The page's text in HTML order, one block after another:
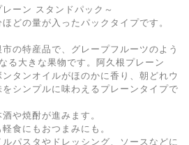
ーン スタンドパック～
どの量が入ったパックタイプです。
の特産品で、グレープフルーツのよう
る大きな果物です。阿久根プレーン
タンオイルがほのかに香り、朝どれウ
シンプルに味わえるプレーンタイプで
や焼酎が進みます。
食にもおつまみにも。
パスタやドレッシング、ソースなどに